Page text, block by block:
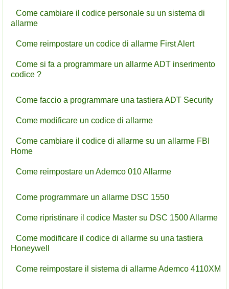
Come cambiare il codice personale su un sistema di
allarme
Come reimpostare un codice di allarme First Alert
Come si fa a programmare un allarme ADT inserimento
codice ?
Come faccio a programmare una tastiera ADT Security
Come modificare un codice di allarme
Come cambiare il codice di allarme su un allarme FBI
Home
Come reimpostare un Ademco 010 Allarme
Come programmare un allarme DSC 1550
Come ripristinare il codice Master su DSC 1500 Allarme
Come modificare il codice di allarme su una tastiera
Honeywell
Come reimpostare il sistema di allarme Ademco 4110XM